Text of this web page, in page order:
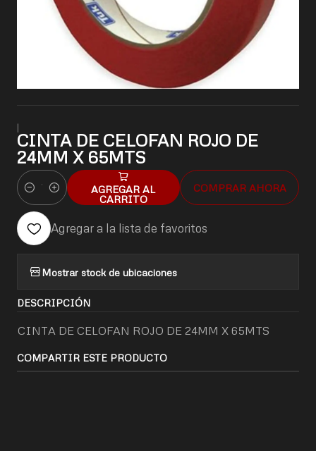
|
CINTA DE CELOFAN ROJO DE
24MM X 65MTS
Cantidad
AGREGAR AL
CARRITO
COMPRAR AHORA
Agregar a la lista de favoritos
Mostrar stock de ubicaciones
DESCRIPCIÓN
CINTA DE CELOFAN ROJO DE 24MM X 65MTS
COMPARTIR ESTE PRODUCTO